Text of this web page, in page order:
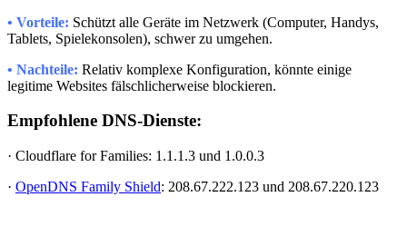
• Vorteile: Schützt alle Geräte im Netzwerk (Computer, Handys,
Tablets, Spielekonsolen), schwer zu umgehen.
• Nachteile: Relativ komplexe Konfiguration, könnte einige
legitime Websites fälschlicherweise blockieren.
Empfohlene DNS-Dienste:
· Cloudflare for Families: 1.1.1.3 und 1.0.0.3
· OpenDNS Family Shield: 208.67.222.123 und 208.67.220.123